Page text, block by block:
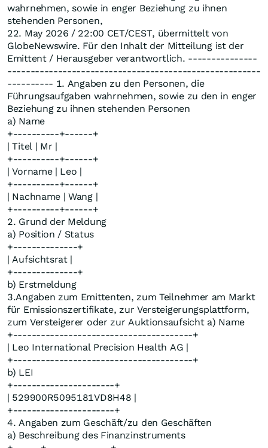
wahrnehmen, sowie in enger Beziehung zu ihnen
stehenden Personen,
22. May 2026 / 22:00 CET/CEST, übermittelt von
GlobeNewswire. Für den Inhalt der Mitteilung ist der
Emittent / Herausgeber verantwortlich. ---------------
-------------------------------------------------------
---------- 1. Angaben zu den Personen, die
Führungsaufgaben wahrnehmen, sowie zu den in enger
Beziehung zu ihnen stehenden Personen
a) Name
+----------+------+
| Titel | Mr |
+----------+------+
| Vorname | Leo |
+----------+------+
| Nachname | Wang |
+----------+------+
2. Grund der Meldung
a) Position / Status
+--------------+
| Aufsichtsrat |
+--------------+
b) Erstmeldung
3.Angaben zum Emittenten, zum Teilnehmer am Markt
für Emissionszertifikate, zur Versteigerungsplattform,
zum Versteigerer oder zur Auktionsaufsicht a) Name
+---------------------------------------+
| Leo International Precision Health AG |
+---------------------------------------+
b) LEI
+----------------------+
| 529900R5095181VD8H48 |
+----------------------+
4. Angaben zum Geschäft/zu den Geschäften
a) Beschreibung des Finanzinstruments